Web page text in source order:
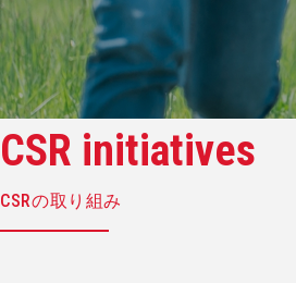
CSR initiatives
CSRの取り組み